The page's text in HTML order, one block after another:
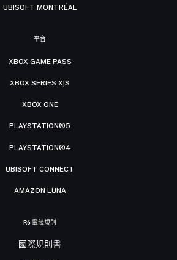
UBISOFT MONTRÉAL
平台
XBOX GAME PASS
XBOX SERIES X|S
XBOX ONE
PLAYSTATION®5
PLAYSTATION®4
UBISOFT CONNECT
AMAZON LUNA
R6 電競規則
國際規則書